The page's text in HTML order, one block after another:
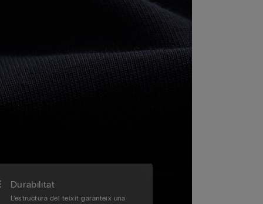
Durabilitat
L’estructura del teixit garanteix una